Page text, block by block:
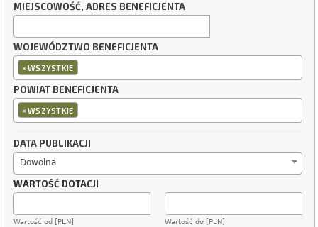
MIEJSCOWOŚĆ, ADRES BENEFICJENTA
WOJEWÓDZTWO BENEFICJENTA
×WSZYSTKIE
POWIAT BENEFICJENTA
×WSZYSTKIE
DATA PUBLIKACJI
Dowolna
WARTOŚĆ DOTACJI
Wartość od [PLN] Wartość do [PLN]